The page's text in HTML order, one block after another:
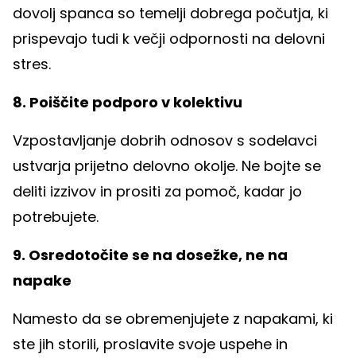
dovolj spanca so temelji dobrega počutja, ki
prispevajo tudi k večji odpornosti na delovni
stres.
8. Poiščite podporo v kolektivu
Vzpostavljanje dobrih odnosov s sodelavci
ustvarja prijetno delovno okolje. Ne bojte se
deliti izzivov in prositi za pomoč, kadar jo
potrebujete.
9. Osredotočite se na dosežke, ne na
napake
Namesto da se obremenjujete z napakami, ki
ste jih storili, proslavite svoje uspehe in